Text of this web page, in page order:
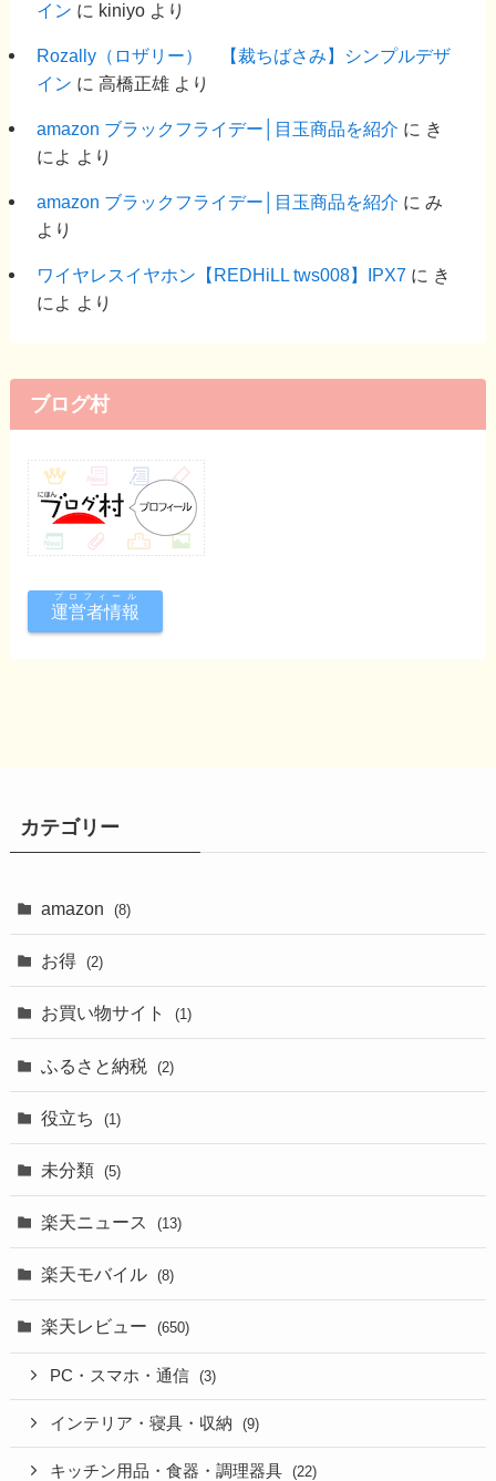
イン に kiniyoより
Rozally（ロザリー） 【裁ちばさみ】シンプルデザ
イン に 高橋正雄より
amazon ブラックフライデー│目玉商品を紹介 に き
によ より
amazon ブラックフライデー│目玉商品を紹介 に み
より
ワイヤレスイヤホン【REDHiLL tws008】IPX7 に き
によ より
ブログ村
運営者情報
プロフィール
カテゴリー
amazon (8)
お得 (2)
お買い物サイト (1)
ふるさと納税 (2)
役立ち (1)
未分類 (5)
楽天ニュース (13)
楽天モバイル (8)
楽天レビュー (650)
PC・スマホ・通信 (3)
インテリア・寝具・収納 (9)
キッチン用品・食器・調理器具 (22)